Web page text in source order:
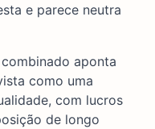
e parece neutra
aponta
como uma
com lucros
de longo